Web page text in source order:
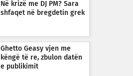
Në krizë me DJ PM? Sara
shfaqet në bregdetin grek
Ghetto Geasy vjen me
këngë të re, zbulon datën
e publikimit